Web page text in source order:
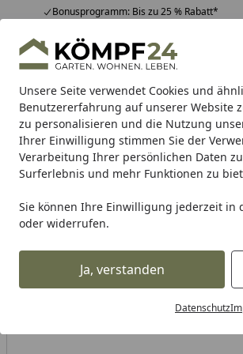
Unsere Seite verwendet Cookies und
Benutzererfahrung auf unserer Website
zu personalisieren und die Nutzung
Ihrer Einwilligung stimmen Sie der
Verarbeitung Ihrer persönlichen Daten
Surferlebnis und mehr Funktionen zu
Sie können Ihre Einwilligung jederzeit in
oder widerrufen.
Ja, verstanden
Datenschutz
Bonusprogramm: Bis zu 25 % Rabatt*
Hotline07051 / 9 22 22
Mo-Fr. 8-16 Uhr 25.948 Bewertungen
Alle Produkte
Alle ProdukteHighlights Tipps &
Grill Gasgrill Holzkohlegrill
Karibu
Dein
Grillzubehör Grillgewürze &